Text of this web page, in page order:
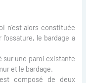
n’est alors constituée
le bardage a
sur une paroi existante
et le bardage.
composé de deux